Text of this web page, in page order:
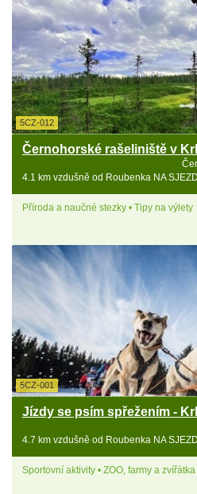
5CZ-012
Černohorské rašeliniště v
4.1 km vzdušně od Roubenka NA
Příroda a naučné stezky • Tipy na výlety
5CZ-001
Jízdy se psím spřežením -
4.7 km vzdušně od Roubenka NA
Sportovní aktivity • ZOO, farmy a zvířátka